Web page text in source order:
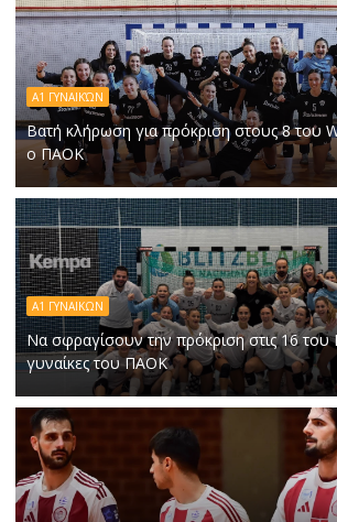
Α1 ΓΥΝΑΙΚΏΝ
Βατή κλήρωση για πρόκριση στους 8 του
ο ΠΑΟΚ
Α1 ΓΥΝΑΙΚΩΝ
Να σφραγίσουν την πρόκριση στις 16 του
γυναίκες του ΠΑΟΚ